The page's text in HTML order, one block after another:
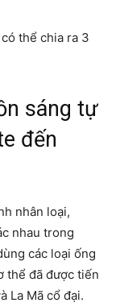
có thể chia ra 3
sáng tự
đến
nhân loại,
nhau trong
các loại ống
thể đã được tiến
La Mã cổ đại.